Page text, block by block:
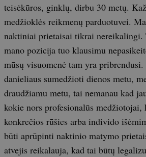
teisėkūros, ginklų, dirbu 30 metų.
medžioklės reikmenų parduotuvei.
naktiniai prietaisai tikrai nereikalingi.
mano pozicija tuo klausimu
mūsų visuomenė tam yra pribrendusi.
danieliaus sumedžioti dienos metu,
draudžiamu metu, tai nemanau kad
kokie nors profesionalūs
konkrečios rūšies arba individo
būti aprūpinti naktinio matymo
atvejis reikalauja, kad tai būtų